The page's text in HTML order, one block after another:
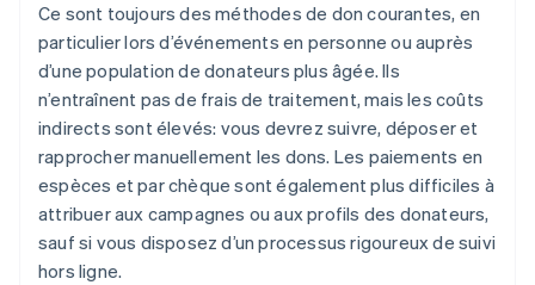
Ce sont toujours des méthodes de don courantes, en
particulier lors d’événements en personne ou auprès
d’une population de donateurs plus âgée. Ils
n’entraînent pas de frais de traitement, mais les coûts
indirects sont élevés: vous devrez suivre, déposer et
rapprocher manuellement les dons. Les paiements en
espèces et par chèque sont également plus difficiles à
attribuer aux campagnes ou aux profils des donateurs,
sauf si vous disposez d’un processus rigoureux de suivi
hors ligne.